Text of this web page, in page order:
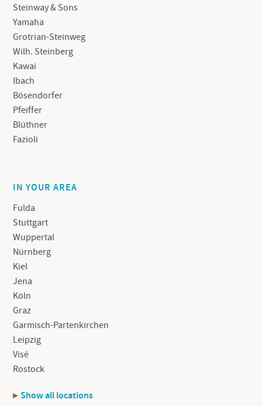
Steinway & Sons
Yamaha
Grotrian-Steinweg
Wilh. Steinberg
Kawai
Ibach
Bösendorfer
Pfeiffer
Blüthner
Fazioli
IN YOUR AREA
Fulda
Stuttgart
Wuppertal
Nürnberg
Kiel
Jena
Köln
Graz
Garmisch-Partenkirchen
Leipzig
Visé
Rostock
Show all locations